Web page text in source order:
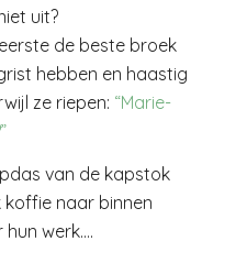
uit?
de beste broek
hebben en haastig
ze riepen: “Marie-
van de kapstok
koffie naar binnen
hun werk….